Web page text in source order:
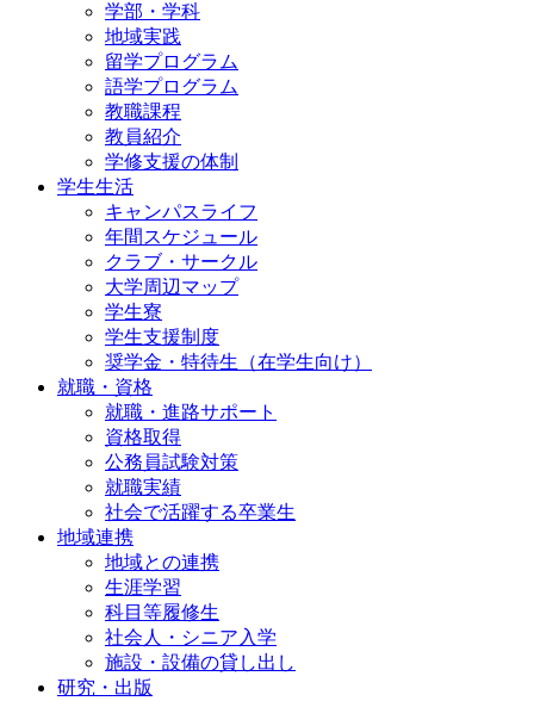
学部・学科
地域実践
留学プログラム
語学プログラム
教職課程
教員紹介
学修支援の体制
学生生活
キャンパスライフ
年間スケジュール
クラブ・サークル
大学周辺マップ
学生寮
学生支援制度
奨学金・特待生（在学生向け）
就職・資格
就職・進路サポート
資格取得
公務員試験対策
就職実績
社会で活躍する卒業生
地域連携
地域との連携
生涯学習
科目等履修生
社会人・シニア入学
施設・設備の貸し出し
研究・出版